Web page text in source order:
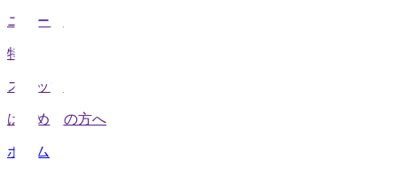
ニュース
特集
スタッツ
はじめての方へ
ホーム